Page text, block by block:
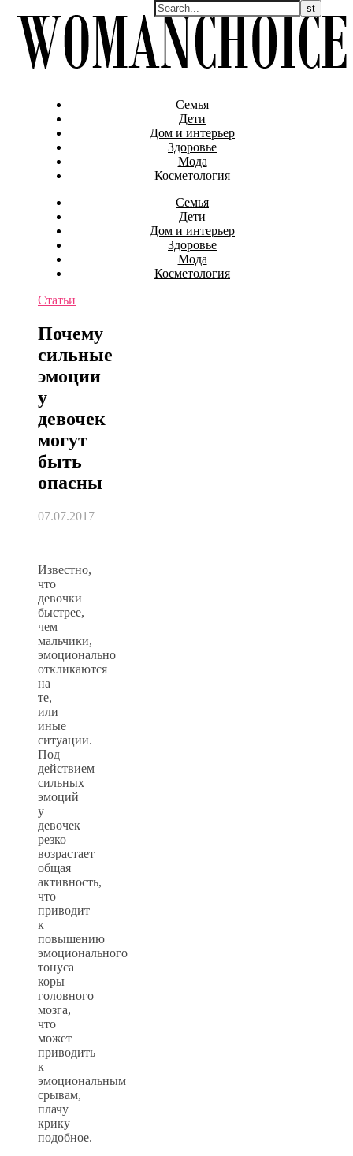
Семья
Дети
Дом и интерьер
Здоровье
Мода
Косметология
Семья
Дети
Дом и интерьер
Здоровье
Мода
Косметология
Статьи
Почему
сильные
эмоции
у
девочек
могут
быть
опасны
07.07.2017
Известно,
что
девочки
быстрее,
чем
мальчики,
эмоционально
откликаются
на
те,
или
иные
ситуации.
Под
действием
сильных
эмоций
у
девочек
резко
возрастает
общая
активность,
что
приводит
к
повышению
эмоционального
тонуса
коры
головного
мозга,
что
может
приводить
к
эмоциональным
срывам,
плачу
крику
подобное.